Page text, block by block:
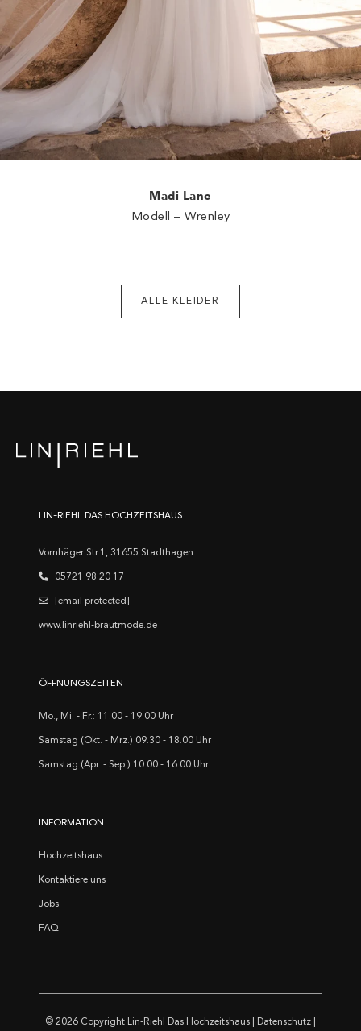
Madi Lane
Modell – Wrenley
ALLE KLEIDER
LIN-RIEHL DAS HOCHZEITSHAUS
Vornhäger Str.1, 31655 Stadthagen
05721 98 20 17
[email protected]
www.linriehl-brautmode.de
ÖFFNUNGSZEITEN
Mo., Mi. - Fr.: 11.00 - 19.00 Uhr
Samstag (Okt. - Mrz.) 09.30 - 18.00 Uhr
Samstag (Apr. - Sep.) 10.00 - 16.00 Uhr
INFORMATION
Hochzeitshaus
Kontaktiere uns
Jobs
FAQ
© 2026 Copyright Lin-Riehl Das Hochzeitshaus Datenschutz